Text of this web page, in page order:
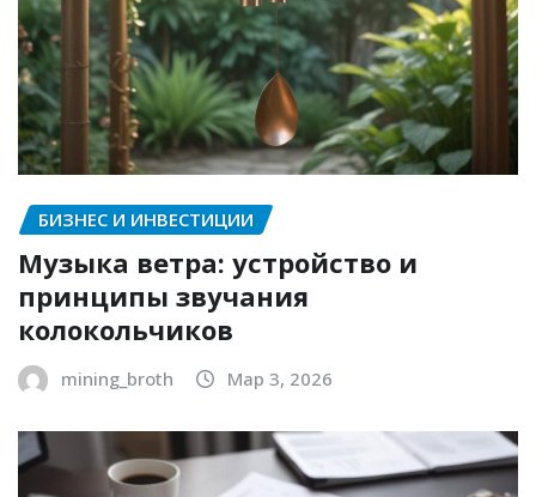
БИЗНЕС И ИНВЕСТИЦИИ
Музыка ветра: устройство и
принципы звучания
колокольчиков
mining_broth Мар 3, 2026